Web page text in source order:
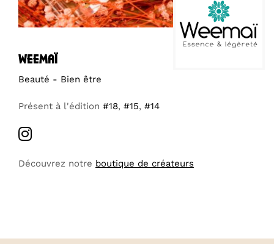
weemaï
Beauté - Bien être
Présent à l'édition #18, #15, #14
Découvrez notre boutique de créateurs